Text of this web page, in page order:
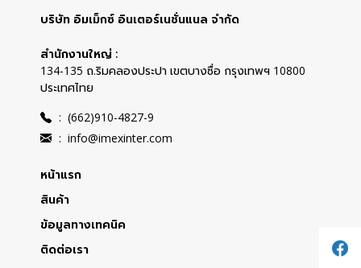
บริษัท อิมเม็กซ์ อินเตอร์เนชั่นแนล จำกัด
สำนักงานใหญ่ :
134-135 ถ.ริมคลองประปา เขตบางซื่อ กรุงเทพฯ 10800
ประเทศไทย
: (662)910-4827-9
: info@imexinter.com
หน้าแรก
สินค้า
ข้อมูลทางเทคนิค
ติดต่อเรา